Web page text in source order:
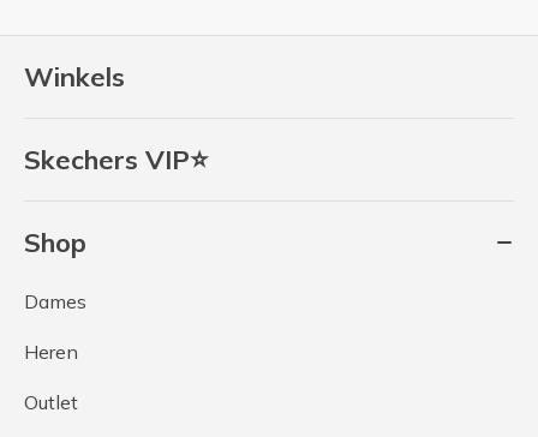
Winkels
Skechers VIP⭐
Shop
Dames
Heren
Outlet